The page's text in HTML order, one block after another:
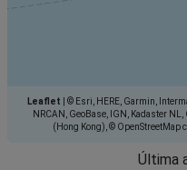
Leaflet
© Esri, HERE, Garmin,
NRCAN, GeoBase, IGN, Kadaster
(Hong Kong), © OpenStreetMap
Última